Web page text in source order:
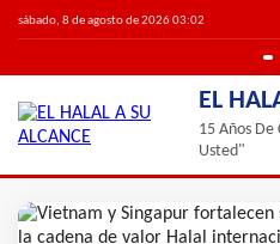
sábado, 8 de agosto de 2026 03:02
EL
15 Años
Usted"